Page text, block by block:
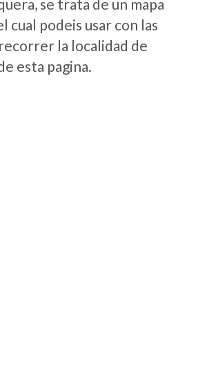
se trata de un mapa
cual podeis usar con las
la localidad de
esta pagina.